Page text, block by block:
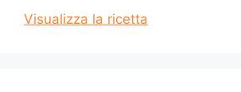
Visualizza la ricetta